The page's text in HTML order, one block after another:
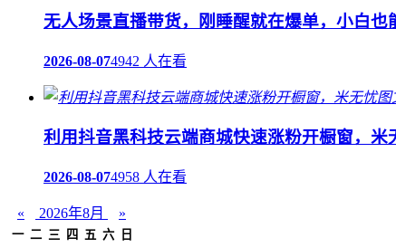
无人场景直播带货，刚睡醒就在爆单，小白也
2026-08-074942 人在看
利用抖音黑科技云端商城快速涨粉开橱窗，米
2026-08-074958 人在看
« 2026年8月 »
一 二 三 四 五 六 日